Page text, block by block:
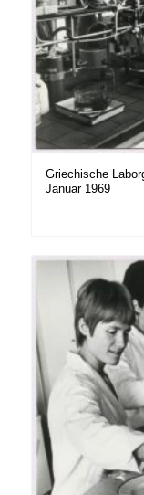
Griechische
Januar 1969